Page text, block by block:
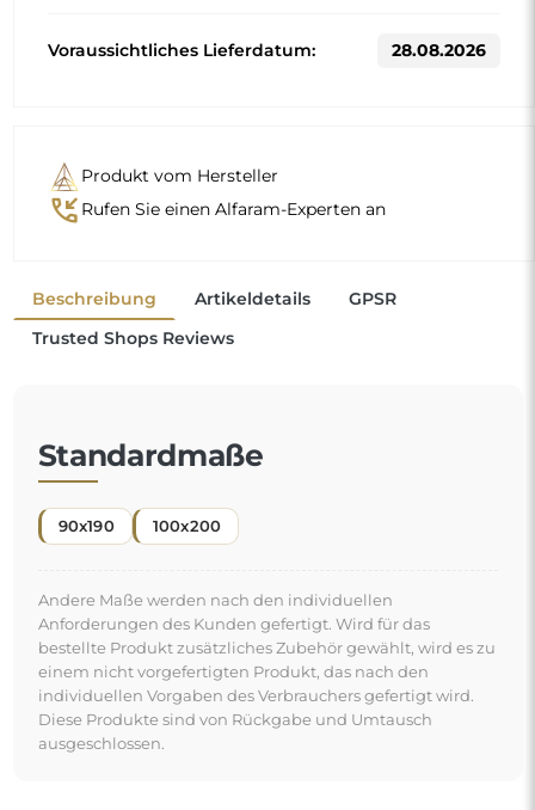
Voraussichtliches Lieferdatum: 28.08.2026
Produkt vom Hersteller
phone_callback Rufen Sie einen Alfaram-Experten an
Beschreibung Artikeldetails
GPSR
Trusted Shops Reviews
Standardmaße
90x190 100x200
Andere Maße werden nach den individuellen
Anforderungen des Kunden gefertigt. Wird für das
bestellte Produkt zusätzliches Zubehör gewählt, wird es zu
einem nicht vorgefertigten Produkt, das nach den
individuellen Vorgaben des Verbrauchers gefertigt wird.
Diese Produkte sind von Rückgabe und Umtausch
ausgeschlossen.